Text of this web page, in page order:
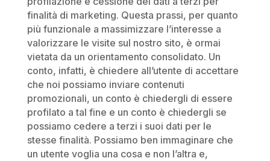
finalità di marketing. Questa prassi, per quanto
più funzionale a massimizzare l’interesse a
valorizzare le visite sul nostro sito, è ormai
vietata da un orientamento consolidato. Un
conto, infatti, è chiedere all’utente di accettare
che noi possiamo inviare contenuti
promozionali, un conto è chiedergli di essere
profilato a tal fine e un conto è chiedergli se
possiamo cedere a terzi i suoi dati per le
stesse finalità. Possiamo ben immaginare che
un utente voglia una cosa e non l’altra e,